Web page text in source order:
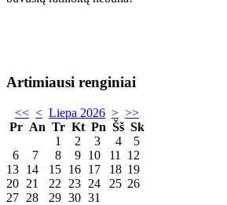
Artimiausi renginiai
<< < Liepa 2026 > >>
Pr An Tr Kt Pn Šš Sk
1
2 3 4
5
6
7 8 9 10 11
12
13 14 15 16 17 18 19
20 21 22 23 24 25 26
27 28 29 30 31